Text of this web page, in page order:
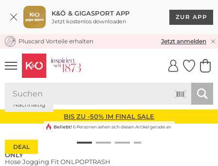
K&Ö & GIGASPORT APP
Jetzt kostenlos downloaden
ZUR APP
KOSTENLOSER VERSAND* & RÜCKVERSAND
Pluscard Vorteile erhalten Jetzt anmelden
UNSERE APP
CLICK &
BIS ZU -50% IM FINAL SALE
DEAL
Nachhaltig
Beliebt! 6 Personen sehen sich diesen Artikel gerade an
ONLY
Hose Jogging Fit ONLPOPTRASH